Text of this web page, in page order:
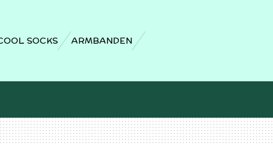
SOCKS ARMBANDEN